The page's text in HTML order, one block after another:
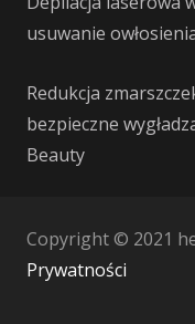
usuwanie
Redukcja
bezpieczne
Beauty
Copyright © 2021
Prywatności